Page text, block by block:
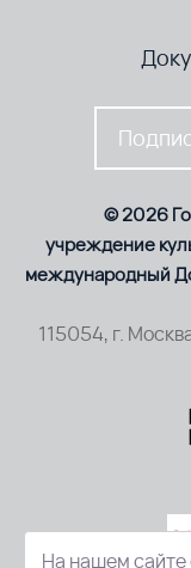
© 2026
учреждение
международный
115054, г.
На нашем сайте